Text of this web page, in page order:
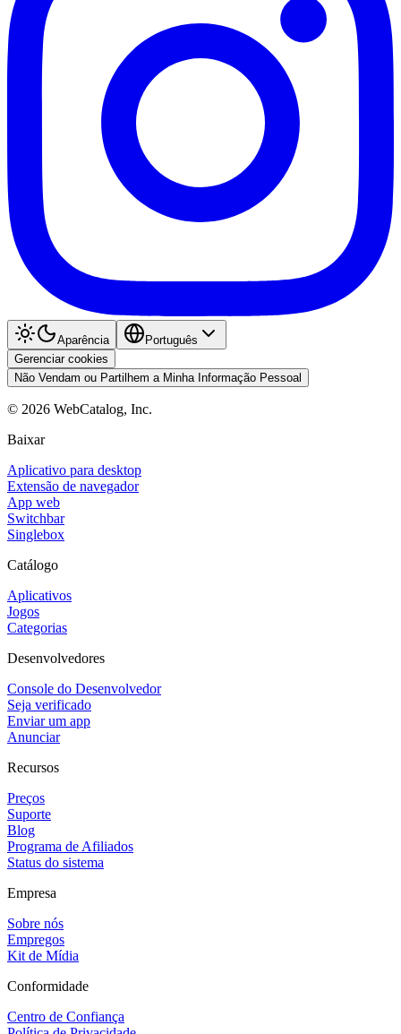
Aparência
Português
Gerenciar cookies
Não Vendam ou Partilhem a Minha Informação Pessoal
© 2026 WebCatalog, Inc.
Baixar
Aplicativo para desktop
Extensão de navegador
App web
Switchbar
Singlebox
Catálogo
Aplicativos
Jogos
Categorias
Desenvolvedores
Console do Desenvolvedor
Seja verificado
Enviar um app
Anunciar
Recursos
Preços
Suporte
Blog
Programa de Afiliados
Status do sistema
Empresa
Sobre nós
Empregos
Kit de Mídia
Conformidade
Centro de Confiança